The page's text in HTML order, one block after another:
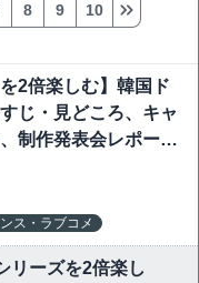
8 9 10
2倍楽しむ】韓国ド
じ・見どころ、キャ
制作発表会レポート
ス・ラブコメ
リーズを2倍楽し